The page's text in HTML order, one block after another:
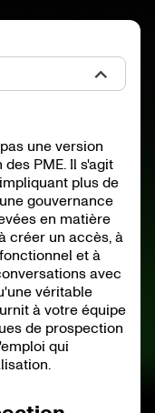
une version
PME. Il s'agit
plus de
gouvernance
en matière
créer un accès, à
et à
avec
véritable
à votre équipe
de prospection
qui
?
efficaces ?
?
d'entreprise ?
pour les
?
de prospection
entreprises
d'entreprise (étape
entreprise (prêts à
des
des